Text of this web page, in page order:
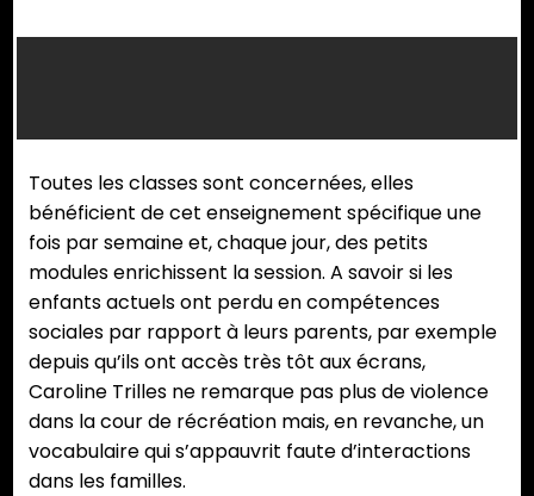
Toutes les classes sont concernées, elles
bénéficient de cet enseignement spécifique une
fois par semaine et, chaque jour, des petits
modules enrichissent la session. A savoir si les
enfants actuels ont perdu en compétences
sociales par rapport à leurs parents, par exemple
depuis qu’ils ont accès très tôt aux écrans,
Caroline Trilles ne remarque pas plus de violence
dans la cour de récréation mais, en revanche, un
vocabulaire qui s’appauvrit faute d’interactions
dans les familles.